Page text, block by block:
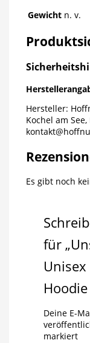
Gewicht n. v.
Hersteller:
Kochel am See,
Es gibt noch
für
Deine E-
markiert